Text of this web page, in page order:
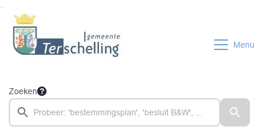
Ga naar de inhoud van deze pagina
Ga naar het zoeken
Ga naar het menu
Menu
Zoeken